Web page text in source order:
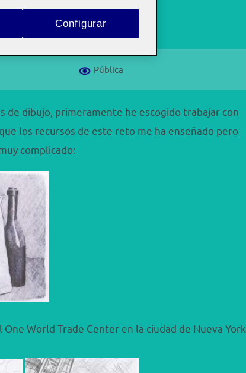
1 octubre, 2025 Sin comentarios
Pública
de dibujo, primeramente he escogido trabajar con
los recursos de este reto me ha enseñado pero
complicado:
World Trade Center en la ciudad de Nueva York
Configurar